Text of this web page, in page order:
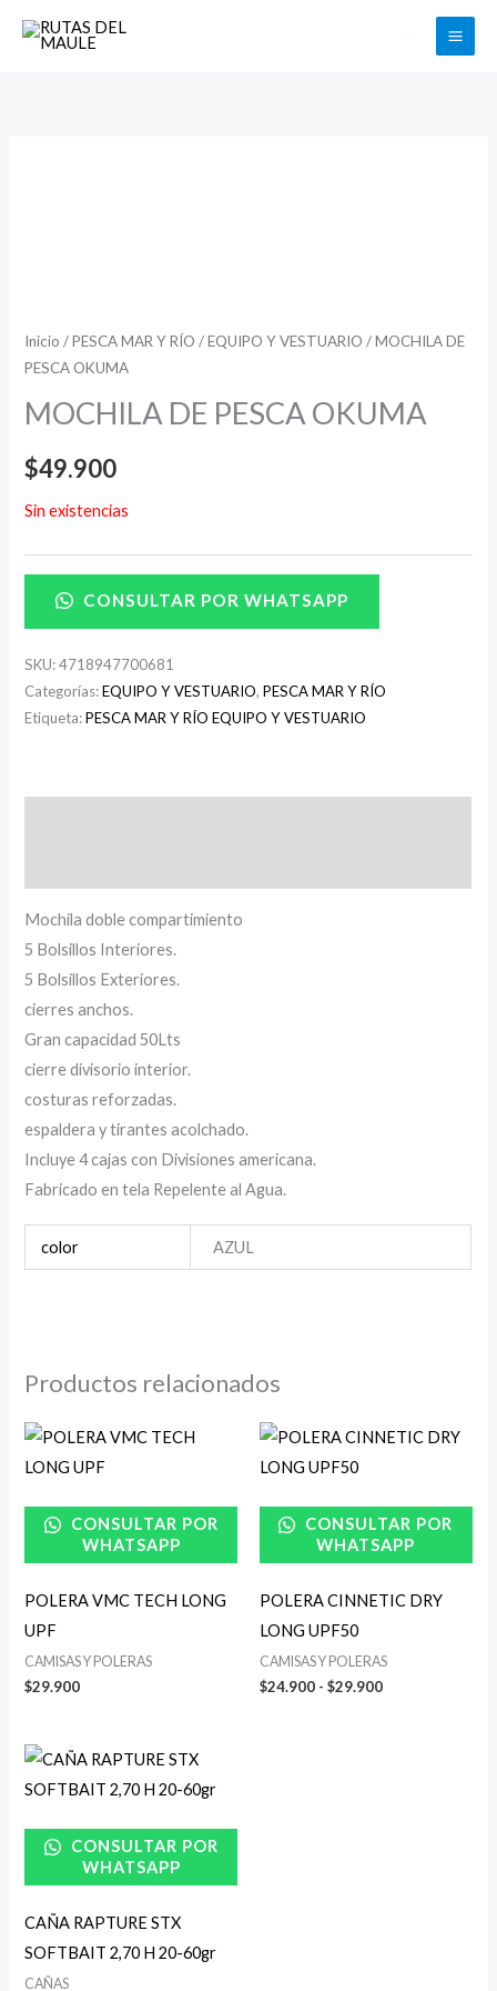
Buscar
Inicio /PESCA MAR Y RÍO /EQUIPO Y VESTUARIO / MOCHILA DE
PESCA OKUMA
MOCHILA DE PESCA OKUMA
$49.900
Sin existencias
CONSULTAR POR WHATSAPP
SKU:4718947700681
Categorías:EQUIPO Y VESTUARIO,PESCA MAR Y RÍO
Etiqueta:PESCA MAR Y RÍO EQUIPO Y VESTUARIO
Mochila doble compartimiento
5 Bolsillos Interiores.
5 Bolsillos Exteriores.
cierres anchos.
Gran capacidad 50Lts
cierre divisorio interior.
costuras reforzadas.
espaldera y tirantes acolchado.
Incluye 4 cajas con Divisiones americana.
Fabricado en tela Repelente al Agua.
color AZUL
Productos relacionados
CONSULTAR POR
WHATSAPP
POLERA VMC TECH LONG
UPF
CAMISAS Y POLERAS
$29.900
CONSULTAR POR
WHATSAPP
POLERA CINNETIC DRY
LONG UPF50
CAMISAS Y POLERAS
$24.900 - $29.900
Rango
de
$24.900
hasta
$29.900
CONSULTAR POR
WHATSAPP
CAÑA RAPTURE STX
SOFTBAIT 2,70 H 20-60gr
CAÑAS